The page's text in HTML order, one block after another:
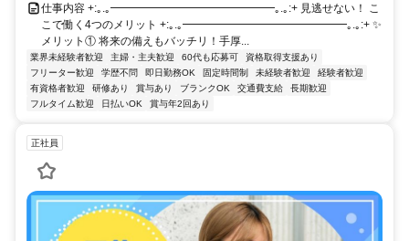
仕事内容 +:｡.｡━━━━━━━━━━━━━━━｡.｡:+ 見逃せない！ こ
こで働く4つのメリット +:｡.｡━━━━━━━━━━━━━━━｡.｡:+ ✨
メリット① 将来の備えもバッチリ！手厚...
業界未経験者歓迎 主婦・主夫歓迎 60代も応募可
資格取得支援あり
フリーター歓迎
学歴不問 即日勤務OK 固定時間制 未経験者歓迎
経験者歓迎
有資格者歓迎
研修あり 賞与あり ブランクOK 交通費支給
長期歓迎
フルタイム歓迎
日払いOK 賞与年2回あり
正社員